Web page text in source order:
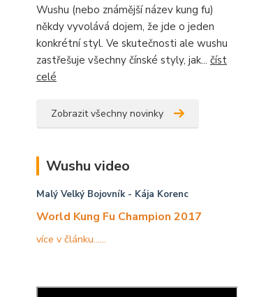
Wushu (nebo známější název kung fu)
někdy vyvolává dojem, že jde o jeden
konkrétní styl. Ve skutečnosti ale wushu
zastřešuje všechny čínské styly, jak... číst
celé
Zobrazit všechny novinky
Wushu video
Malý Velký Bojovník- Kája Korenc
World Kung Fu Champion 2017
více v článku......